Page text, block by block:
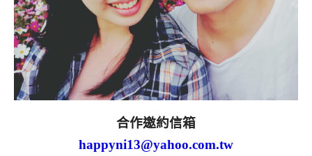
合作邀約信箱
happyni13@yahoo.com.tw